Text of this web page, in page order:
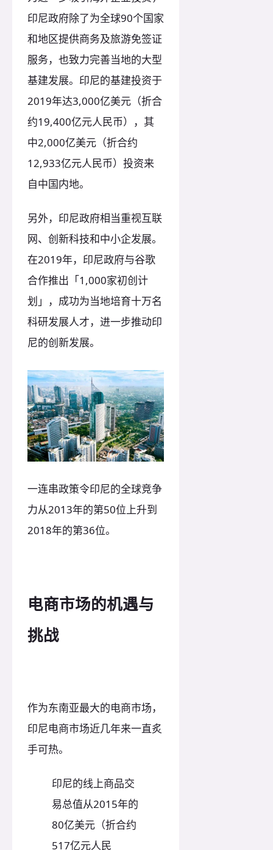
印尼政府除了为全球90个国家
和地区提供商务及旅游免签证
服务，也致力完善当地的大型
基建发展。印尼的基建投资于
2019年达3,000亿美元（折合
约19,400亿元人民币），其
中2,000亿美元（折合约
12,933亿元人民币）投资来
自中国内地。
另外，印尼政府相当重视互联
网、创新科技和中小企发展。
在2019年，印尼政府与谷歌
合作推出「1,000家初创计
划」，成功为当地培育十万名
科研发展人才，进一步推动印
尼的创新发展。
一连串政策令印尼的全球竞争
力从2013年的第50位上升到
2018年的第36位。
电商市场的机遇与
挑战
作为东南亚最大的电商市场，
印尼电商市场近几年来一直炙
手可热。
印尼的线上商品交
易总值从2015年的
80亿美元（折合约
517亿元人民